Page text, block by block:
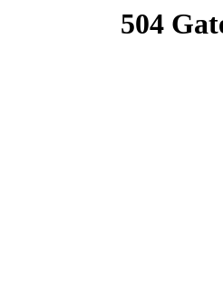
504